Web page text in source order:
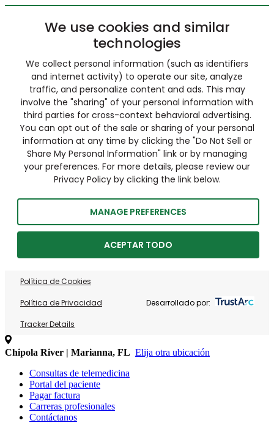
We use cookies and similar
technologies
We collect personal information (such as identifiers
and internet activity) to operate our site, analyze
traffic, and personalize content and ads. This may
involve the "sharing" of your personal information with
third parties for cross-context behavioral advertising.
You can opt out of the sale or sharing of your personal
information at any time by clicking the "Do Not Sell or
Share My Personal Information" link or by managing
your preferences. For more details, please review our
Privacy Policy by clicking the link below.
MANAGE PREFERENCES
ACEPTAR TODO
Política de Cookies
Política de Privacidad
Tracker Details
Desarrollado por:
Chipola River | Marianna, FL Elija otra ubicación
Consultas de telemedicina
Portal del paciente
Pagar factura
Carreras profesionales
Contáctanos